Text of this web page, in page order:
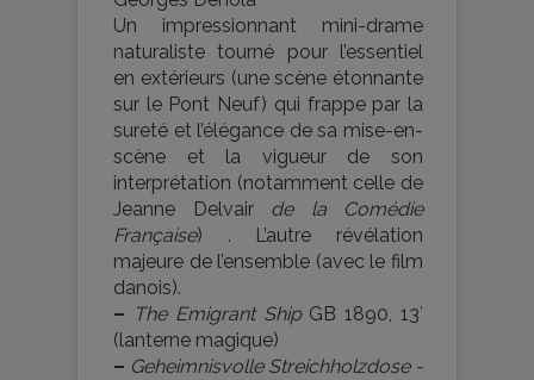
Un impressionnant mini-drame
naturaliste tourné pour l’essentiel
en extérieurs (une scène étonnante
sur le Pont Neuf) qui frappe par la
sureté et l’élégance de sa mise-en-
scène et la vigueur de son
interprétation (notamment celle de
Jeanne Delvair de la Comédie
Française) . L’autre révélation
majeure de l’ensemble (avec le film
danois).
– The Emigrant ShipGB 1890, 13′
(lanterne magique)
– Geheimnisvolle Streichholzdose -